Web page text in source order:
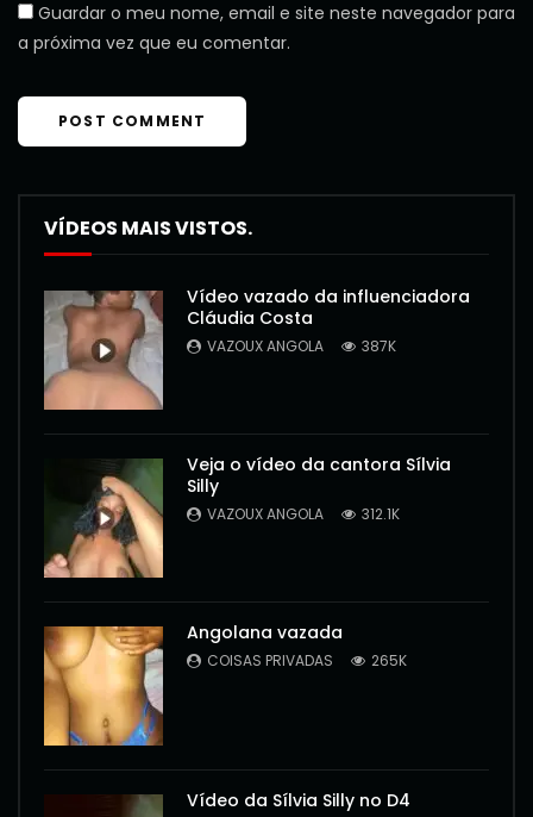
Guardar o meu nome, email e site neste navegador para
a próxima vez que eu comentar.
VÍDEOS MAIS VISTOS.
Vídeo vazado da influenciadora
Cláudia Costa
VAZOUX ANGOLA 387K
Veja o vídeo da cantora Sílvia
Silly
VAZOUX ANGOLA 312.1K
Angolana vazada
COISAS PRIVADAS 265K
Vídeo da Sílvia Silly no D4